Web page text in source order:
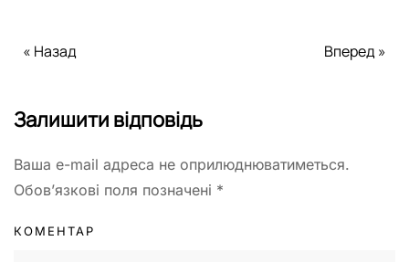
« Назад Вперед »
Залишити відповідь
Ваша e-mail адреса не оприлюднюватиметься.
Обов’язкові поля позначені *
КОМЕНТАР